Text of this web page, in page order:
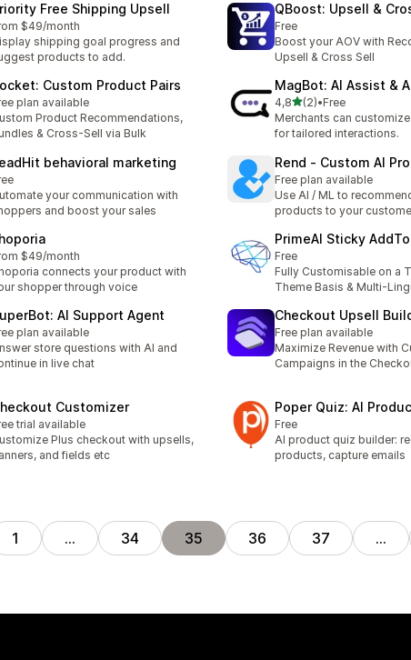
Free Shipping Upsell
$49/month
shipping goal progress and
products to add.
QBoost: Upsell &
Free
Boost your AOV with
Upsell & Cross Sell
Custom Product Pairs
plan available
Product Recommendations,
& Cross‑Sell via Bulk
MagBot: AI Assist &
4,8z 5 hvězd
(2)
Celkový počet recenzí: 2
•Free
Merchants can
for tailored interactions.
behavioral marketing
your communication with
and boost your sales
Rend ‑ Custom AI
Free plan available
Use AI / ML to
products to your
$49/month
connects your product with
shopper through voice
PrimeAI Sticky
Free
Fully Customisable on a
Theme Basis & Multi-
AI Support Agent
plan available
store questions with AI and
in live chat
Checkout Upsell
Free plan available
Maximize Revenue with
Campaigns in the
Customizer
trial available
Plus checkout with upsells,
and fields etc
Poper Quiz: AI
Free
AI product quiz builder:
products, capture emails
1 … 34 35 36 37 …